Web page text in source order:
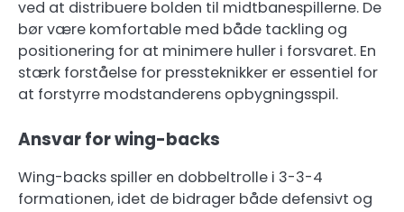
ved at distribuere bolden til midtbanespillerne. De
bør være komfortable med både tackling og
positionering for at minimere huller i forsvaret. En
stærk forståelse for pressteknikker er essentiel for
at forstyrre modstanderens opbygningsspil.
Ansvar for wing-backs
Wing-backs spiller en dobbeltrolle i 3-3-4
formationen, idet de bidrager både defensivt og